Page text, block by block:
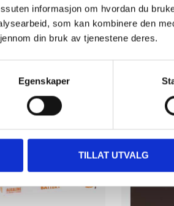
informasjon om hvordan du
som kan kombinere den
din bruk av tjenestene deres.
Egenskaper
TILLAT UTVALG
Andre kunder har